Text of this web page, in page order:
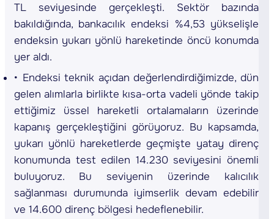
TL seviyesinde gerçekleşti. Sektör bazında
bakıldığında, bankacılık endeksi %4,53 yükselişle
endeksin yukarı yönlü hareketinde öncü konumda
yer aldı.
Endeksi teknik açıdan değerlendirdiğimizde, dün
gelen alımlarla birlikte kısa-orta vadeli yönde takip
ettiğimiz üssel hareketli ortalamaların üzerinde
kapanış gerçekleştiğini görüyoruz. Bu kapsamda,
yukarı yönlü hareketlerde geçmişte yatay direnç
konumunda test edilen 14.230 seviyesini önemli
buluyoruz. Bu seviyenin üzerinde kalıcılık
sağlanması durumunda iyimserlik devam edebilir
ve 14.600 direnç bölgesi hedeflenebilir.